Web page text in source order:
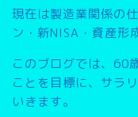
現在は製造業関係の
ン・新NISA・資産形
このブログでは、 60
こと を目標に、サラ
いきます。